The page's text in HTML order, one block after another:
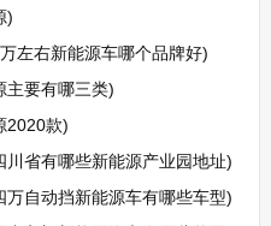
)
左右新能源车哪个品牌好)
主要有哪三类)
2020款)
省有哪些新能源产业园地址)
自动挡新能源车有哪些车型)